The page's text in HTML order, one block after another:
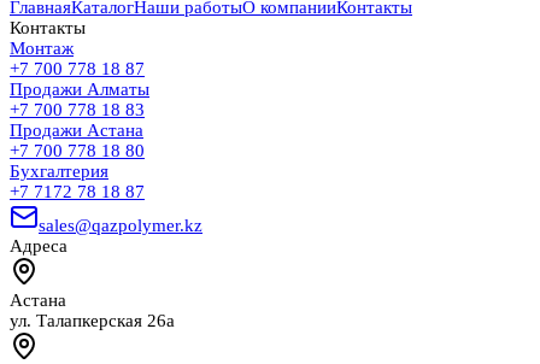
ГлавнаяКаталогНаши работыО компанииКонтакты
Контакты
Монтаж
+7 700 778 18 87
Продажи Алматы
+7 700 778 18 83
Продажи Астана
+7 700 778 18 80
Бухгалтерия
+7 7172 78 18 87
sales@qazpolymer.kz
Адреса
Астана
ул. Талапкерская 26а